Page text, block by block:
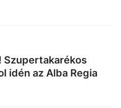
Szupertakarékos
idén az Alba Regia